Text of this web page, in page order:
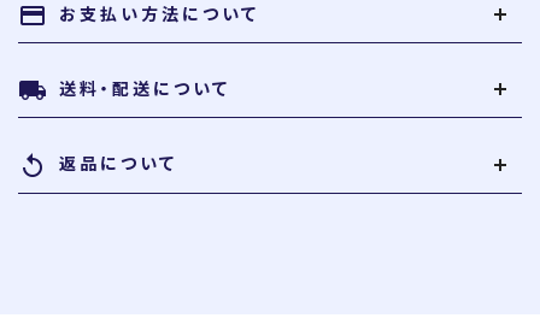
payment お支払い方法について
local_shipping 送料・配送について
replay 返品について